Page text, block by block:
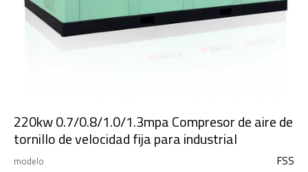
220kw 0.7/0.8/1.0/1.3mpa Compresor de aire de
tornillo de velocidad fija para industrial
modelo FSS